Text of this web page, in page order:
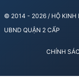
© 2014 - 2026 / HỘ KINH
UBND QUẬN 2 CẤP
CHÍNH